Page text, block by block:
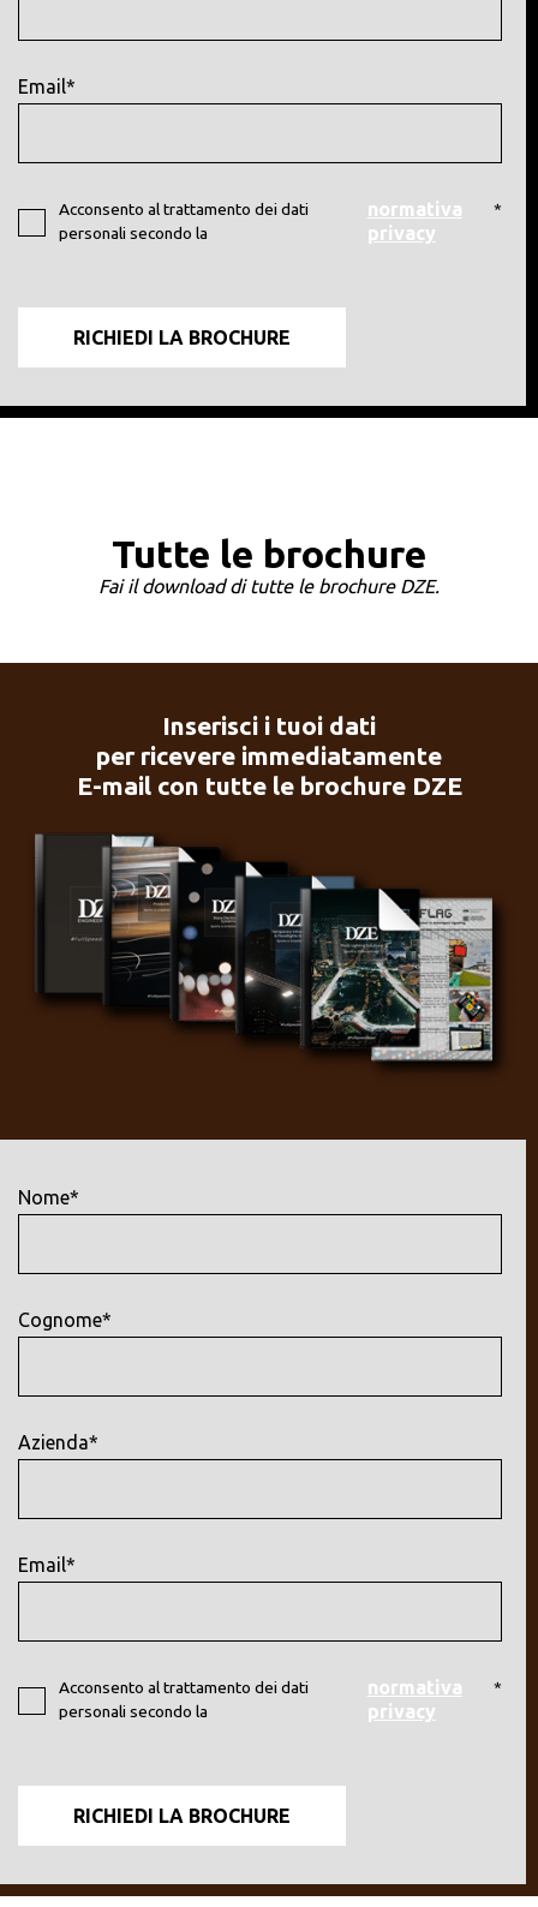
Email*
Acconsento al trattamento dei dati
personali secondo la
normativa
privacy
*
Tutte le brochure
Fai il download di tutte le brochure DZE.
Inserisci i tuoi dati
per ricevere immediatamente
E-mail con tutte le brochure DZE
Nome*
Cognome*
Azienda*
Email*
Acconsento al trattamento dei dati
personali secondo la
normativa
privacy
*